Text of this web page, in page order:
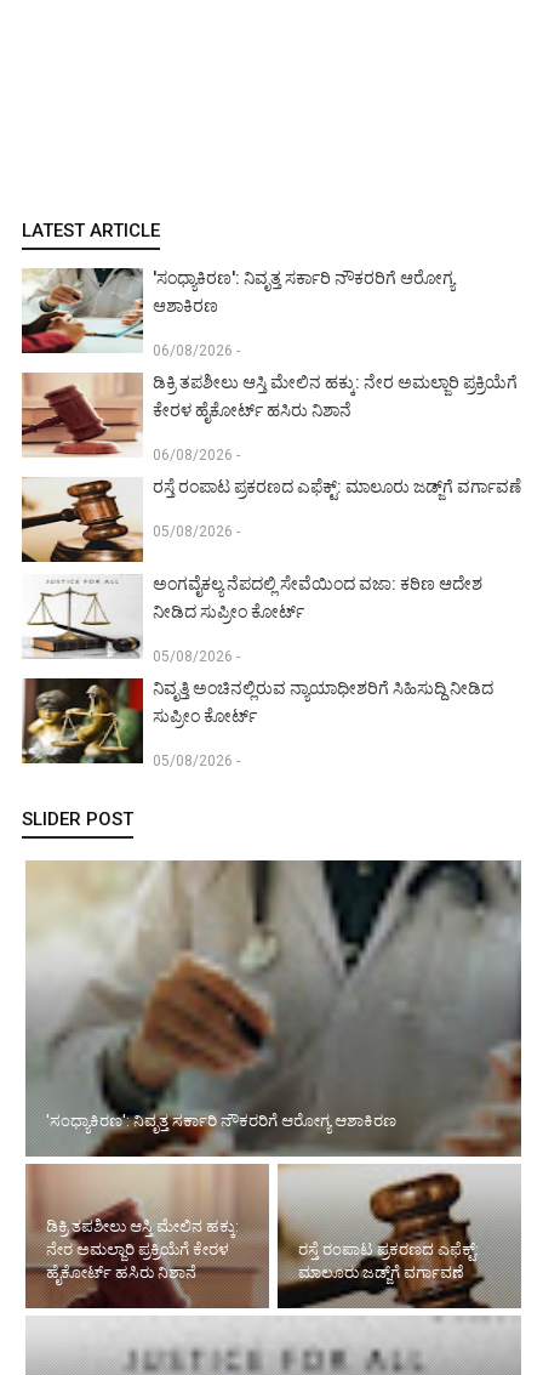
LATEST ARTICLE
'ಸಂಧ್ಯಾಕಿರಣ': ನಿವೃತ್ತ ಸರ್ಕಾರಿ ನೌಕರರಿಗೆ ಆರೋಗ್ಯ
ಆಶಾಕಿರಣ
06/08/2026 -
ಡಿಕ್ರಿ ತಪಶೀಲು ಆಸ್ತಿ ಮೇಲಿನ ಹಕ್ಕು: ನೇರ ಅಮಲ್ಜಾರಿ ಪ್ರಕ್ರಿಯೆಗೆ
ಕೇರಳ ಹೈಕೋರ್ಟ್ ಹಸಿರು ನಿಶಾನೆ
06/08/2026 -
ರಸ್ತೆ ರಂಪಾಟ ಪ್ರಕರಣದ ಎಫೆಕ್ಟ್‌: ಮಾಲೂರು ಜಡ್ಜ್‌ಗೆ ವರ್ಗಾವಣೆ
05/08/2026 -
ಅಂಗವೈಕಲ್ಯ ನೆಪದಲ್ಲಿ ಸೇವೆಯಿಂದ ವಜಾ: ಕಠಿಣ ಆದೇಶ
ನೀಡಿದ ಸುಪ್ರೀಂ ಕೋರ್ಟ್‌
05/08/2026 -
ನಿವೃತ್ತಿ ಅಂಚಿನಲ್ಲಿರುವ ನ್ಯಾಯಾಧೀಶರಿಗೆ ಸಿಹಿಸುದ್ದಿ ನೀಡಿದ
ಸುಪ್ರೀಂ ಕೋರ್ಟ್‌
05/08/2026 -
SLIDER POST
ಡಿಕ್ರಿ ತಪಶೀಲು ಆಸ್ತಿ ಮೇಲಿನ ಹಕ್ಕು: ನೇರ ಅಮಲ್ಜಾರಿ ಪ್ರಕ್ರಿಯೆಗೆ ಕೇರಳ ಹೈಕೋರ್ಟ್
ಹಸಿರು ನಿಶಾನೆ
ರಸ್ತೆ ರಂಪಾಟ ಪ್ರಕರಣದ ಎಫೆಕ್ಟ್‌:
ಮಾಲೂರು ಜಡ್ಜ್‌ಗೆ ವರ್ಗಾವಣೆ
ಅಂಗವೈಕಲ್ಯ ನೆಪದಲ್ಲಿ ಸೇವೆಯಿಂದ
ವಜಾ: ಕಠಿಣ ಆದೇಶ ನೀಡಿದ
ಸುಪ್ರೀಂ ಕೋರ್ಟ್‌